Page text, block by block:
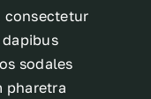
consectetur
sodales
pharetra